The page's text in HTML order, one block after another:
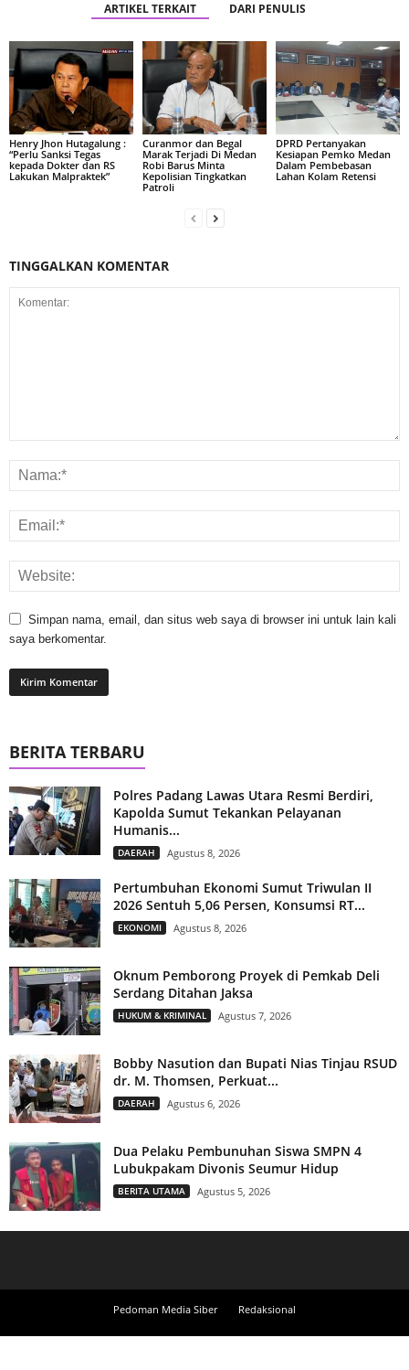
ARTIKEL TERKAIT DARI PENULIS
Henry Jhon Hutagalung :
“Perlu Sanksi Tegas
kepada Dokter dan RS
Lakukan Malpraktek”
Curanmor dan Begal
Marak Terjadi Di Medan
Robi Barus Minta
Kepolisian Tingkatkan
Patroli
DPRD Pertanyakan
Kesiapan Pemko Medan
Dalam Pembebasan
Lahan Kolam Retensi
TINGGALKAN KOMENTAR
Simpan nama, email, dan situs web saya di browser ini untuk lain kali
saya berkomentar.
BERITA TERBARU
Polres Padang Lawas Utara Resmi Berdiri,
Kapolda Sumut Tekankan Pelayanan
Humanis...
DAERAH Agustus 8, 2026
Pertumbuhan Ekonomi Sumut Triwulan II
2026 Sentuh 5,06 Persen, Konsumsi RT...
EKONOMI Agustus 8, 2026
Oknum Pemborong Proyek di Pemkab Deli
Serdang Ditahan Jaksa
HUKUM & KRIMINAL Agustus 7, 2026
Bobby Nasution dan Bupati Nias Tinjau RSUD
dr. M. Thomsen, Perkuat...
DAERAH Agustus 6, 2026
Dua Pelaku Pembunuhan Siswa SMPN 4
Lubukpakam Divonis Seumur Hidup
BERITA UTAMA Agustus 5, 2026
Pedoman Media Siber Redaksional